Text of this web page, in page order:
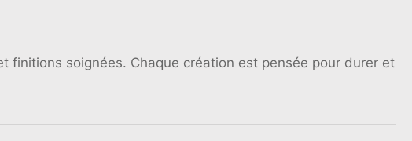
finitions soignées. Chaque création est pensée pour durer et